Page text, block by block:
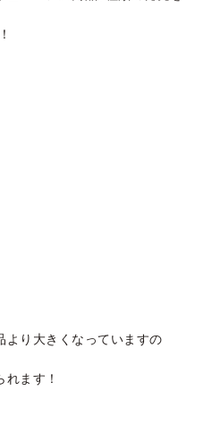
より大きくなっていますの
ます！